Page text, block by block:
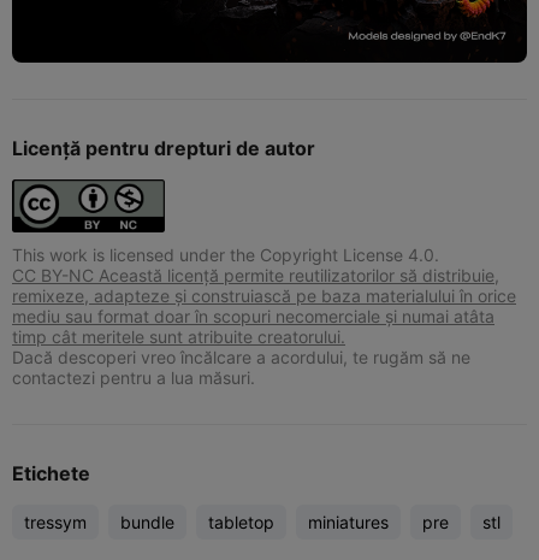
Licență pentru drepturi de autor
This work is licensed under the Copyright License 4.0.
CC BY-NC Această licență permite reutilizatorilor să distribuie,
remixeze, adapteze și construiască pe baza materialului în orice
mediu sau format doar în scopuri necomerciale și numai atâta
timp cât meritele sunt atribuite creatorului.
Dacă descoperi vreo încălcare a acordului, te rugăm să ne
contactezi pentru a lua măsuri.
Etichete
tressym bundle tabletop miniatures pre stl